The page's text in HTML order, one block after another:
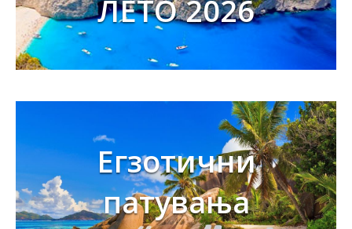
ЛЕТО 2026
Егзотични
патувања